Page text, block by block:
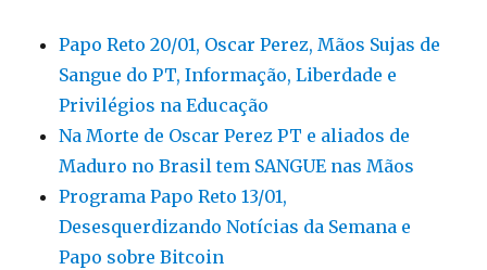
Mãos
Papo Reto 20/01, Oscar Perez, Mãos Sujas de
Sangue do PT, Informação, Liberdade e
Privilégios na Educação
Na Morte de Oscar Perez PT e aliados de
Maduro no Brasil tem SANGUE nas Mãos
Programa Papo Reto 13/01,
Desesquerdizando Notícias da Semana e
Papo sobre Bitcoin